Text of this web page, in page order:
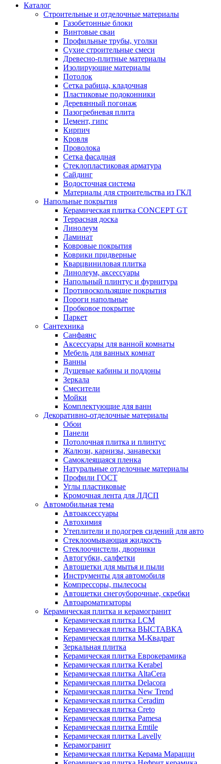
Каталог
Строительные и отделочные материалы
Газобетонные блоки
Винтовые сваи
Профильные трубы, уголки
Сухие строительные смеси
Древесно-плитные материалы
Изолирующие материалы
Потолок
Сетка рабица, кладочная
Пластиковые подоконники
Деревянный погонаж
Пазогребневая плита
Цемент, гипс
Кирпич
Кровля
Проволока
Сетка фасадная
Стеклопластиковая арматура
Сайдинг
Водосточная система
Материалы для строительства из ГКЛ
Напольные покрытия
Керамическая плитка CONCEPT GT
Террасная доска
Линолеум
Ламинат
Ковровые покрытия
Коврики придверные
Кварцвиниловая плитка
Линолеум, аксессуары
Напольный плинтус и фурнитура
Противоскользящие покрытия
Пороги напольные
Пробковое покрытие
Паркет
Сантехника
Санфаянс
Аксессуары для ванной комнаты
Мебель для ванных комнат
Ванны
Душевые кабины и поддоны
Зеркала
Смесители
Мойки
Комплектующие для ванн
Декоративно-отделочные материалы
Обои
Панели
Потолочная плитка и плинтус
Жалюзи, карнизы, занавески
Самоклеящаяся пленка
Натуральные отделочные материалы
Профили ГОСТ
Углы пластиковые
Кромочная лента для ЛДСП
Автомобильная тема
Автоаксессуары
Автохимия
Утеплители и подогрев сидений для авто
Стеклоомывающая жидкость
Стеклоочистели, дворники
Автогубки, салфетки
Автощетки для мытья и пыли
Инструменты для автомобиля
Компрессоры, пылесосы
Автощетки снегоуборочные, скребки
Автоароматизаторы
Керамическая плитка и керамогранит
Керамическая плитка LCM
Керамическая плитка ВЫСТАВКА
Керамическая плитка М-Квадрат
Зеркальная плитка
Керамическая плитка Еврокерамика
Керамическая плитка Kerabel
Керамическая плитка AltaCera
Керамическая плитка Delacora
Керамическая плитка New Trend
Керамическая плитка Ceradim
Керамическая плитка Creto
Керамическая плитка Pamesa
Керамическая плитка Emtile
Керамическая плитка Lavelly
Керамогранит
Керамическая плитка Керама Марацци